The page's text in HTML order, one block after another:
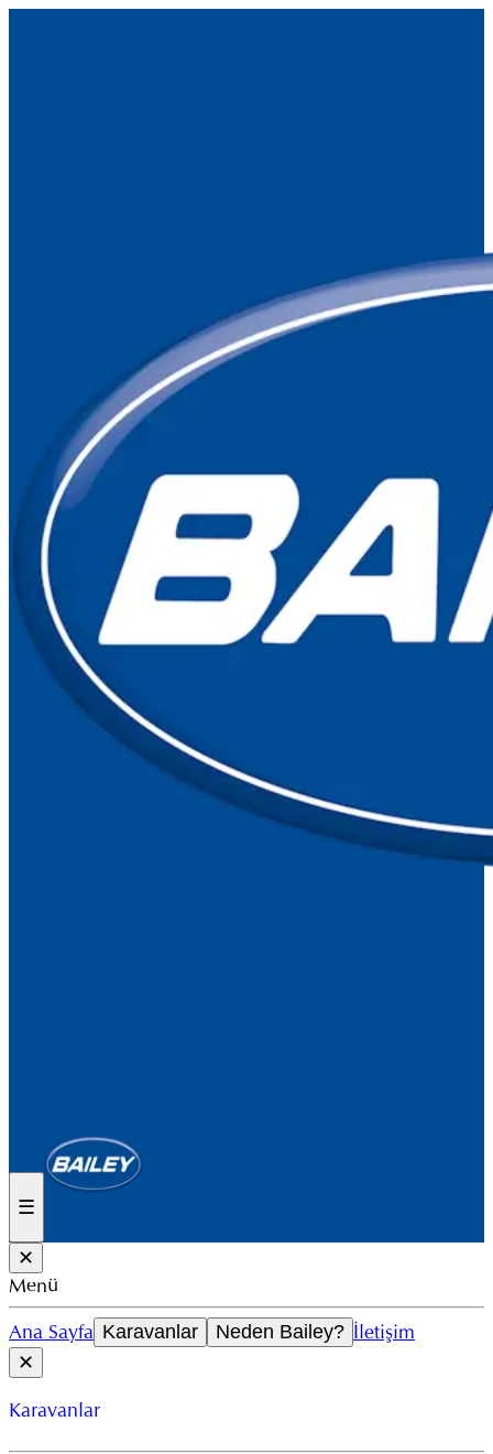
☰
✕
Menü
Ana Sayfa Karavanlar Neden Bailey? İletişim
✕
Karavanlar